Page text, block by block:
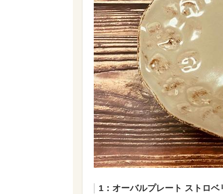
1：オーバルプレート ストロベ